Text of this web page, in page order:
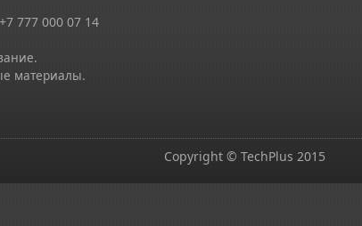
+7 777 000 07 14
материалы.
Copyright © TechPlus 2015